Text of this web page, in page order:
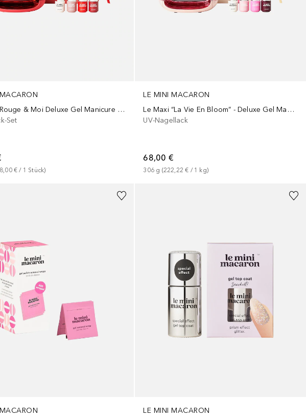
Le Maxi Rouge & Moi Deluxe Gel Manicure Set
Set
€ / 1 Stück)
LE MINI MACARON
Le Maxi “La Vie En Bloom” - Deluxe Gel Manicure Set
UV-Nagellack
68,00 €
306 g (222,22 € / 1 kg)
LE MINI MACARON